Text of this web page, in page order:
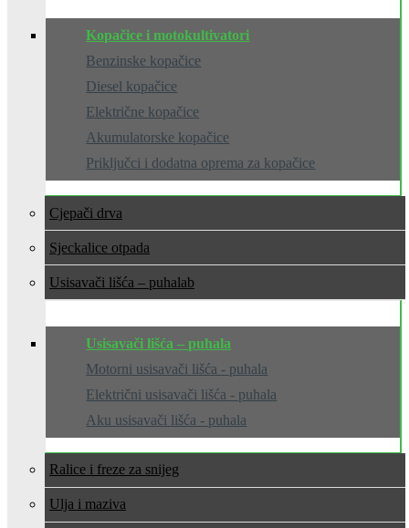
Kopačice i motokultivatori
Benzinske kopačice
Diesel kopačice
Električne kopačice
Akumulatorske kopačice
Priključci i dodatna oprema za kopačice
Cjepači drva
Sjeckalice otpada
Usisavači lišća – puhala
Usisavači lišća – puhala
Motorni usisavači lišća - puhala
Električni usisavači lišća - puhala
Aku usisavači lišća - puhala
Ralice i freze za snijeg
Ulja i maziva